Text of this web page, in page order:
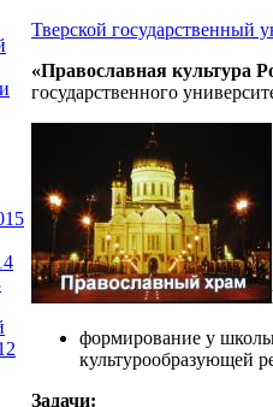
Тверской государственный
«Православная культура
государственного
формирование у
культурообразующей
Задачи: